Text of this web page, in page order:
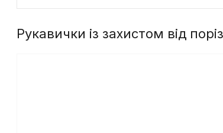
Рукавички із захистом від